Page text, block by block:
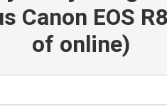
Canon EOS
of online)